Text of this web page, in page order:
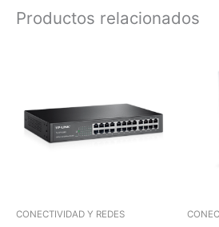
Productos relacionados
CONECTIVIDAD Y REDES